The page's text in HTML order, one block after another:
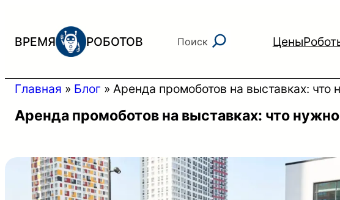
содержимому
ВРЕМЯ РОБОТОВ ПоискПоиск Цены
Главная » Блог » Аренда промоботов на выставках: что
Аренда промоботов на выставках: что